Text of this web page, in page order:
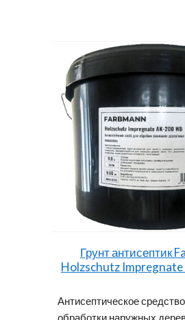
Грунт антисептик
Holzschutz
Антисептическое